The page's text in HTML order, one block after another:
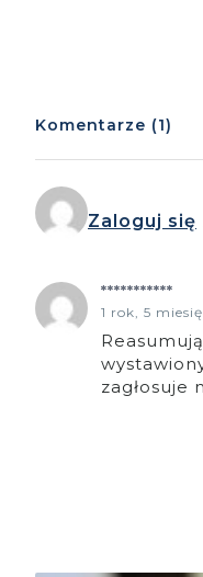
Komentarze (1)
Zaloguj się
***********
1 rok, 5
zagłosuje